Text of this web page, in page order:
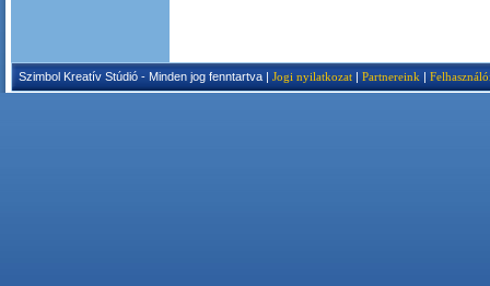
Szimbol Kreatív Stúdió - Minden jog fenntartva | Jogi nyilatkozat | Partnereink |